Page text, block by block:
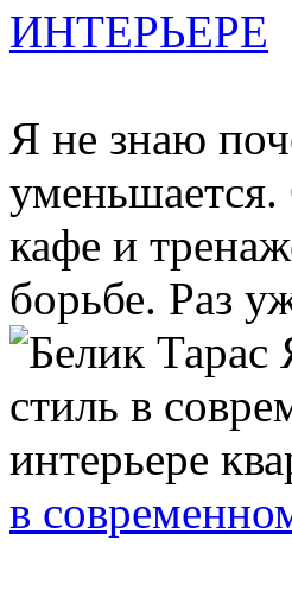
ИНТЕРЬЕРЕ
Я не знаю
кафе и
борьбе. Раз
в